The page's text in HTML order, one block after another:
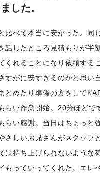
した。
比べて本当に安かった。同
話したところ見積もりが半
くれることになり依頼する
すがに安すぎるのかと思い
とめたり準備の方をして
らい作業開始。20分ほどで
らい感謝。当日はちょっと
さしいお兄さんがスタッフ
は持ち上げられないような
もっていってくれた。エレ